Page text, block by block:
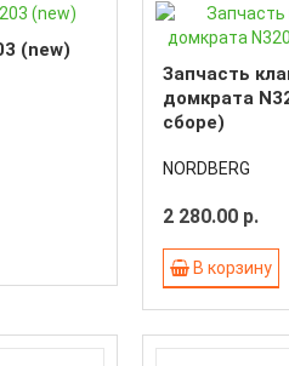
(new)
Запчасть
домкрата
сборе)
NORDBERG
2 280.00 р.
В корзину